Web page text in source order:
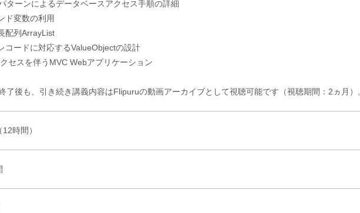
ターンによるデータベースアクセス手順の詳細
ド変数の利用
配列ArrayList
コードに対応するValueObjectの設計
セスを伴うMVC Webアプリケーション
了後も、引き続き講義内容はFlipuruの動画アーカイブとして視聴可能です（視聴期間：2ヵ月）
時間）